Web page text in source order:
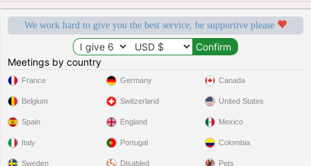
We work hard to give you the best service, be supportive please
Meetings by country
France
Belgium
Spain
Italy
Sweden
Germany
Switzerland
England
Portugal
Disabled
Canada
United States
Mexico
Colombia
Pets